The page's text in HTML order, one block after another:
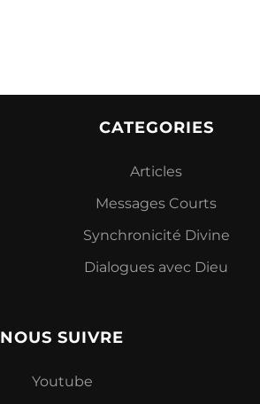
CATEGORIES
Articles
Messages Courts
Synchronicité Divine
Dialogues avec Dieu
NOUS SUIVRE
Youtube